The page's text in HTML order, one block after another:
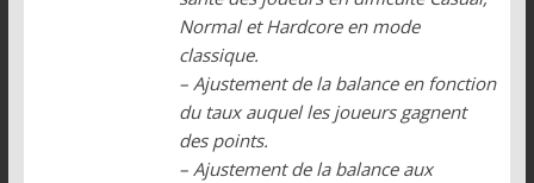
Normal et Hardcore en mode
classique.
– Ajustement de la balance en fonction
du taux auquel les joueurs gagnent
des points.
– Ajustement de la balance aux